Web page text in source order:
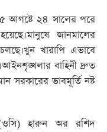
আগষ্টে ২৪ সালের পরে
জানমালের
খারাপি এভাবে
বাহিনী দ্রুত
সরকারের ভাবমূর্তি নষ্ট
(ওসি) হারুন অর রশিদ